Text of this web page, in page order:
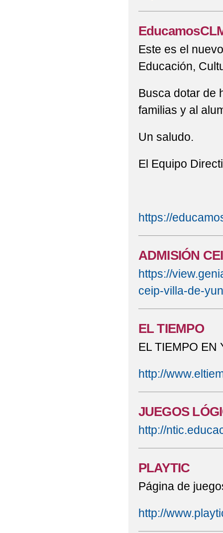
Este es el
Educación,
Busca dotar de
familias y al
Un saludo.
El Equipo
https://
ADMISIÓN
https://
ceip-villa-de-
EL TIEMPO
EL TIEMPO EN
http://
JUEGOS
http://
PLAYTIC
Página de
http://